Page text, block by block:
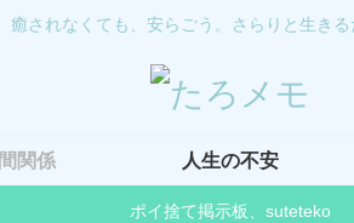
癒されなくても、安らごう。さらりと生きる
関係 人生の不安
ポイ捨て掲示板、suteteko